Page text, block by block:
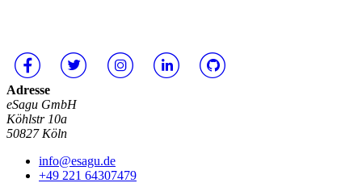
Adresse
eSagu GmbH
Köhlstr 10a
50827 Köln
info@esagu.de
+49 221 64307479